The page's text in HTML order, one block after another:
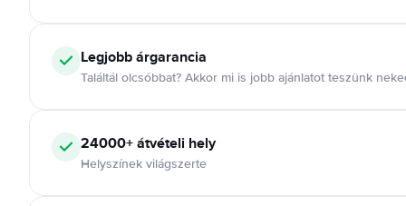
Legjobb árgarancia
Találtál olcsóbbat? Akkor mi is jobb ajánlatot teszünk
24000+ átvételi hely
Helyszínek világszerte